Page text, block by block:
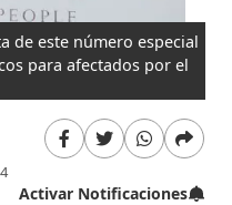
de este número especial
para afectados por el
Activar Notificaciones